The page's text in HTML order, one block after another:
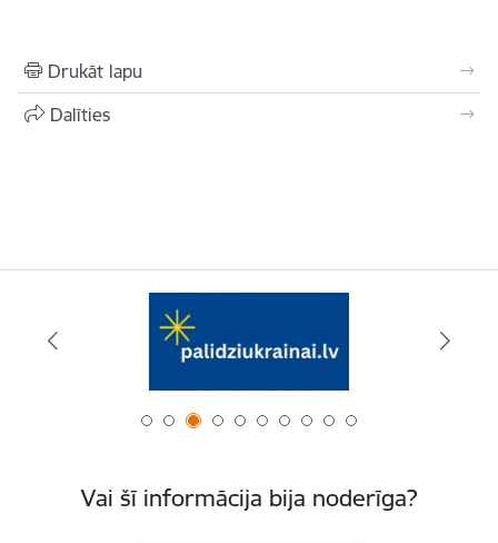
Drukāt lapu
Dalīties
Vai šī informācija bija noderīga?